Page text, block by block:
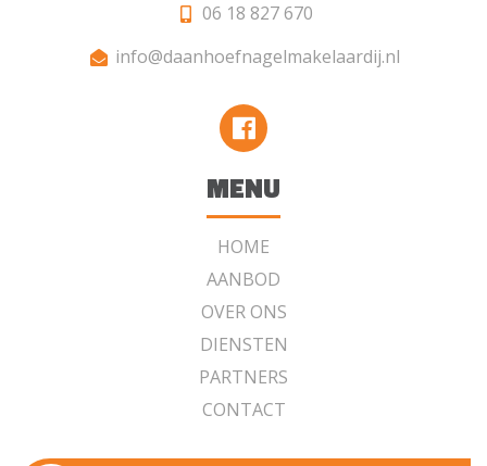
06 18 827 670
info@daanhoefnagelmakelaardij.nl
MENU
HOME
AANBOD
OVER ONS
DIENSTEN
PARTNERS
CONTACT